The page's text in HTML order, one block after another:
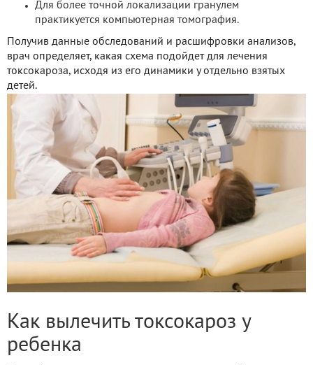
Для более точной локализации гранулем
практикуется компьютерная томография.
Получив данные обследований и расшифровки анализов,
врач определяет, какая схема подойдет для лечения
токсокароза, исходя из его динамики у отдельно взятых
детей.
Как вылечить токсокароз у
ребенка